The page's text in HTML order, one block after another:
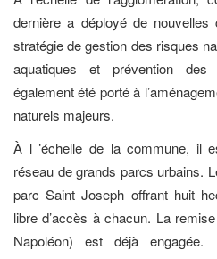
dernière a déployé de
stratégie de gestion des risques
aquatiques et prévention
également été porté à
naturels majeurs.
À l ’échelle de la commune, il
réseau de grands parcs urbains.
parc Saint Joseph offrant huit
libre d’accès à chacun. La
Napoléon) est déjà